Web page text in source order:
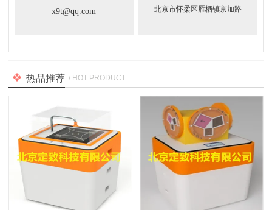
x9t@qq.com 北京市怀柔区雁栖镇京加路
热品推荐 / HOT PRODUCT